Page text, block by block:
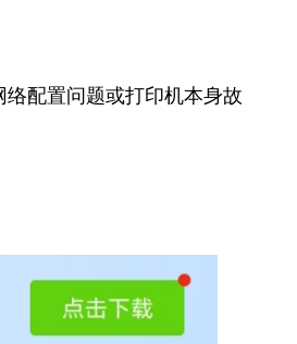
配置问题或打印机本身故